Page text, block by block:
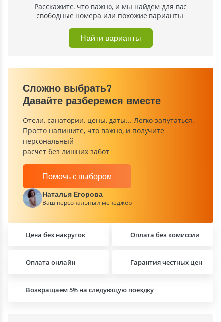
Расскажите, что важно, и мы найдем для вас
свободные номера или похожие варианты.
Найти варианты
Сложно выбрать?
Давайте разберемся вместе
Отели, санатории, цены, даты... Легко запутаться.
Просто напишите, что важно, и получите
персональный
расчет без лишних забот
Помочь с выбором
Наталья Егорова
Ваш персональный менеджер
Цена без накруток Оплата без комиссии
Возвращаем 5% на следующую поездку
Оплата онлайн Гарантия честных цен